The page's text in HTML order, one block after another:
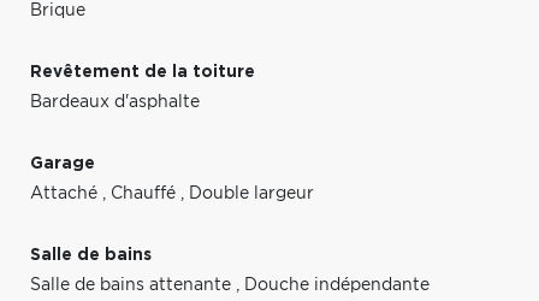
Brique
Revêtement de la toiture
Bardeaux d'asphalte
Garage
Attaché , Chauffé , Double largeur
Salle de bains
Salle de bains attenante , Douche indépendante